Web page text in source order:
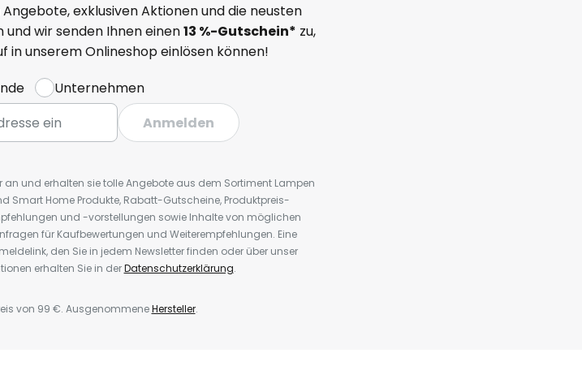
exklusiven Aktionen und die neusten
wir senden Ihnen einen13 %-Gutschein* zu,
in unserem Onlineshop einlösen können!
Unternehmen
Anmelden
an und erhalten sie tolle Angebote aus dem Sortiment Lampen
Smart Home Produkte, Rabatt-Gutscheine, Produktpreis-
und -vorstellungen sowie Inhalte von möglichen
für Kaufbewertungen und Weiterempfehlungen. Eine
den Sie in jedem Newsletter finden oder über unser
erhalten Sie in derDatenschutzerklärung.
von 99 €. AusgenommeneHersteller.